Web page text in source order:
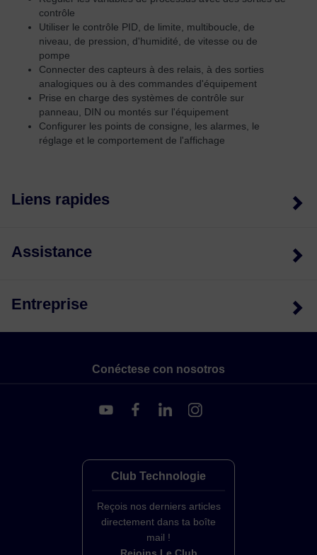
contrôle
Utiliser le contrôle PID, de limite, multiboucle, de
niveau, de pression, d'humidité, de vitesse ou de
pompe
Connecter des capteurs à des relais, à des sorties
analogiques ou à des commandes d'équipement
Prise en charge des systèmes de contrôle sur
panneau, DIN ou montés sur l'équipement
Configurer les points de consigne, les alarmes, le
réglage et le comportement de l'affichage
Liens rapides
Assistance
Entreprise
Conéctese con nosotros
Club Technologie
Reçois nos derniers articles
directement dans ta boîte
mail !